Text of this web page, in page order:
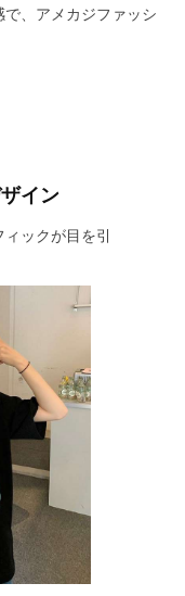
、アメカジファッシ
イン
ックが目を引